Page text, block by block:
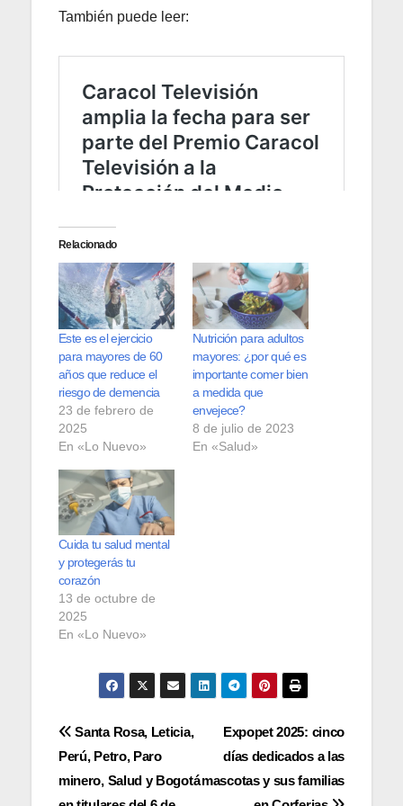
También puede leer:
Relacionado
Este es el ejercicio
para mayores de 60
años que reduce el
riesgo de demencia
23 de febrero de
2025
En «Lo Nuevo»
Nutrición para adultos
mayores: ¿por qué es
importante comer bien
a medida que
envejece?
8 de julio de 2023
En «Salud»
Cuida tu salud mental
y protegerás tu
corazón
13 de octubre de
2025
En «Lo Nuevo»
Navegación
de
Expopet 2025: cinco
días dedicados a las
mascotas y sus familias
Santa Rosa, Leticia,
Perú, Petro, Paro
minero, Salud y Bogotá